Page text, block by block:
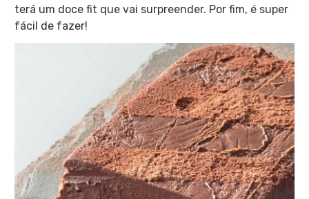
terá um doce fit que vai surpreender. Por fim, é super
fácil de fazer!